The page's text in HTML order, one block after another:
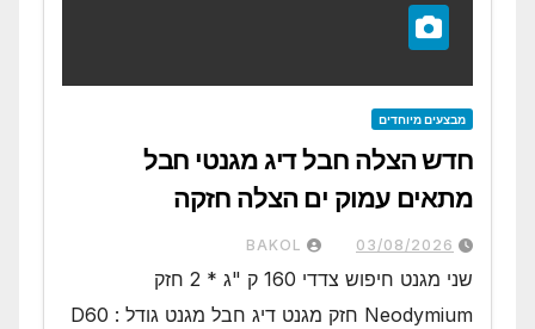
מבצעים מיוחדים
חדש הצלה חבל דיג מגנטי חבל
מתאים עמוק ים הצלה חזקה
03/08/2026
BAKOL
שני מגנט חיפוש צדדי 160 ק "ג * 2 חזק
Neodymium חזק מגנט דיג חבל מגנט גודל : D60